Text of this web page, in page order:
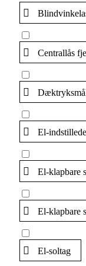
Centrallås
El-
El-klapbare
El-klapbare
El-soltag